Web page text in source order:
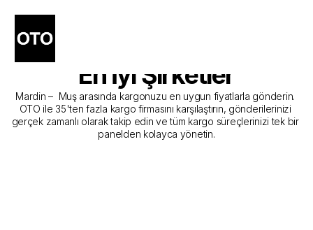
Mardin - Muş Kargo
Gönderim Hizmeti Sunan
En İyi Şirketler
Mardin –  Muş arasında kargonuzu en uygun fiyatlarla gönderin.
OTO ile 35'ten fazla kargo firmasını karşılaştırın, gönderilerinizi
gerçek zamanlı olarak takip edin ve tüm kargo süreçlerinizi tek bir
panelden kolayca yönetin.